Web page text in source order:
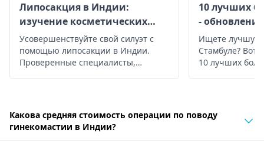
Липосакция в Индии:
изучение косметических
решений
Усовершенствуйте свой силуэт с
помощью липосакции в Индии.
Проверенные специалисты,
10 лучших
- обновление
Ищете лучшую
Стамбуле? Вот
10 лучших
Какова средняя стоимость операции по поводу
гинекомастии в Индии?